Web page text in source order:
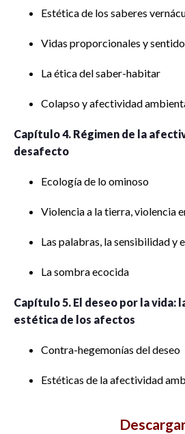
Estética de los saberes
Vidas proporcionales y
La ética del saber-habitar
Colapso y afectividad
Capítulo 4. Régimen de la
desafecto
Ecología de lo ominoso
Violencia a la tierra, violencia
Las palabras, la sensibilidad y
La sombra ecocida
Capítulo 5. El deseo por la vida:
estética de los afectos
Contra-hegemonías del deseo
Estéticas de la afectividad